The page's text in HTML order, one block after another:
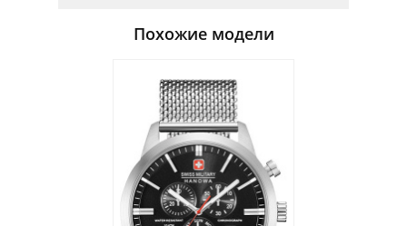
Похожие модели